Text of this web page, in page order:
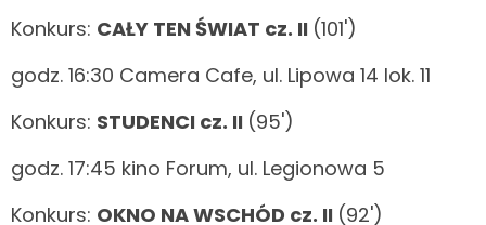
Konkurs: CAŁY TEN ŚWIAT cz. II (101')
godz. 16:30 Camera Cafe, ul. Lipowa 14 lok. 11
Konkurs: STUDENCI cz. II (95')
godz. 17:45 kino Forum, ul. Legionowa 5
Konkurs: OKNO NA WSCHÓD cz. II (92')